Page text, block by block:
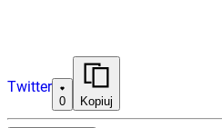
Twitter
0 Kopiuj